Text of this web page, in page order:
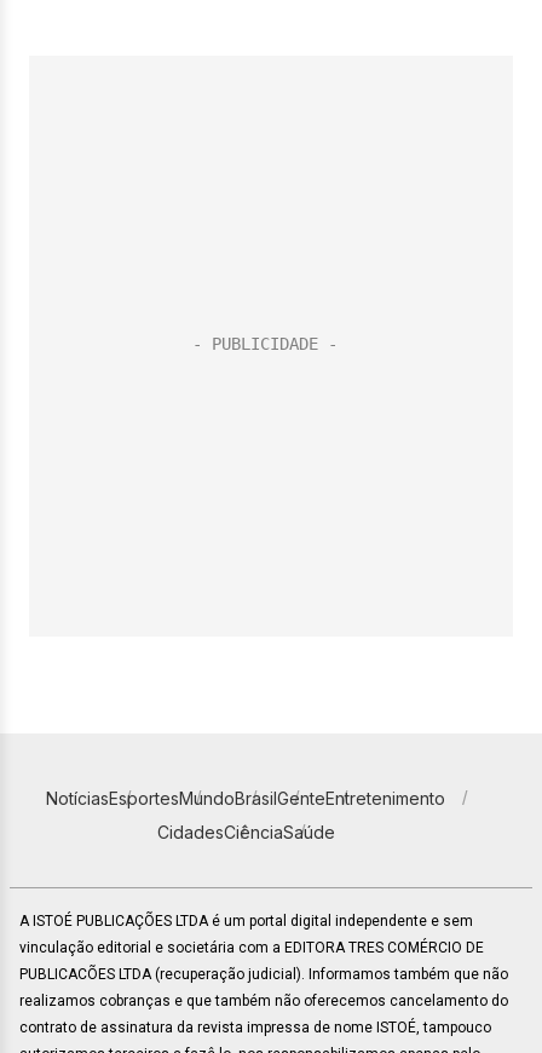
NotíciasEsportesMundoBrasilGenteEntretenimento
CidadesCiênciaSaúde
A ISTOÉ PUBLICAÇÕES LTDA é um portal digital independente e sem
vinculação editorial e societária com a EDITORA TRES COMÉRCIO DE
PUBLICACÕES LTDA (recuperação judicial). Informamos também que não
realizamos cobranças e que também não oferecemos cancelamento do
contrato de assinatura da revista impressa de nome ISTOÉ, tampouco